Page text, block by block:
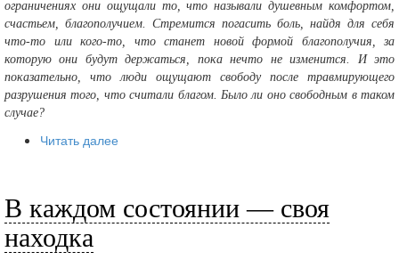
ограничениях они ощущали то, что называли душевным комфортом,
счастьем, благополучием. Стремится погасить боль, найдя для себя
что-то или кого-то, что станет новой формой благополучия, за
которую они будут держаться, пока нечто не изменится. И это
показательно, что люди ощущают свободу после травмирующего
разрушения того, что считали благом. Было ли оно свободным в таком
случае?
Читать далее
В каждом состоянии — своя
находка